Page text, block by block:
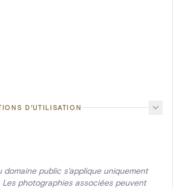
D'UTILISATION
public s'applique uniquement
Les photographies associées peuvent